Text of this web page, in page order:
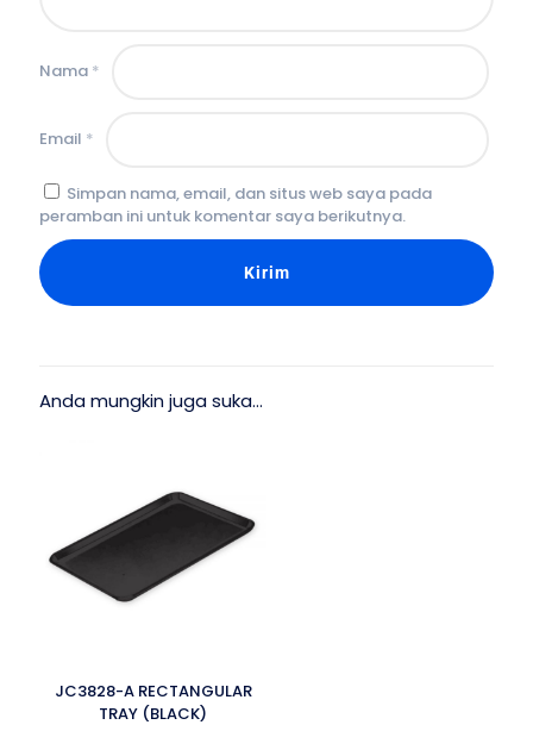
Nama *
Email *
Simpan nama, email, dan situs web saya pada
peramban ini untuk komentar saya berikutnya.
Anda mungkin juga suka…
JC3828-A RECTANGULAR
TRAY (BLACK)